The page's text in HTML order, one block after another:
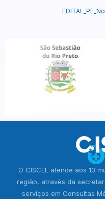
O CISCEL atende aos 13
região, através da
serviços em Consultas